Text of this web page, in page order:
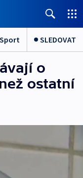
Sport SLEDOVAT
o
ostatní